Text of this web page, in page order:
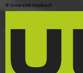
Skip to main content
© Universität Innsbruck